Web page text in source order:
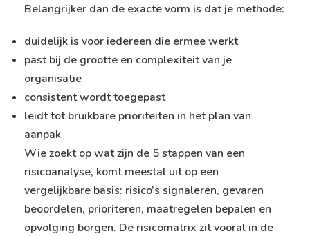
Belangrijker dan de exacte vorm is dat je methode:
duidelijk is voor iedereen die ermee werkt
past bij de grootte en complexiteit van je
organisatie
consistent wordt toegepast
leidt tot bruikbare prioriteiten in het plan van
aanpak
Wie zoekt op wat zijn de 5 stappen van een
risicoanalyse, komt meestal uit op een
vergelijkbare basis: risico’s signaleren, gevaren
beoordelen, prioriteren, maatregelen bepalen en
opvolging borgen. De risicomatrix zit vooral in de